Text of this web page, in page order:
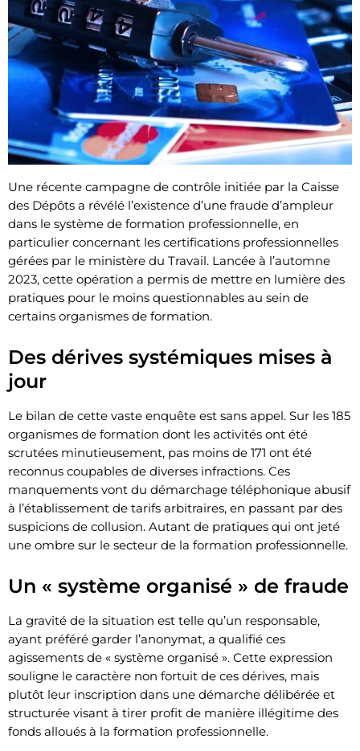
Une récente campagne de contrôle initiée par la Caisse
des Dépôts a révélé l’existence d’une fraude d’ampleur
dans le système de formation professionnelle, en
particulier concernant les certifications professionnelles
gérées par le ministère du Travail. Lancée à l’automne
2023, cette opération a permis de mettre en lumière des
pratiques pour le moins questionnables au sein de
certains organismes de formation.
Des dérives systémiques mises à
jour
Le bilan de cette vaste enquête est sans appel. Sur les 185
organismes de formation dont les activités ont été
scrutées minutieusement, pas moins de 171 ont été
reconnus coupables de diverses infractions. Ces
manquements vont du démarchage téléphonique abusif
à l’établissement de tarifs arbitraires, en passant par des
suspicions de collusion. Autant de pratiques qui ont jeté
une ombre sur le secteur de la formation professionnelle.
Un « système organisé » de fraude
La gravité de la situation est telle qu’un responsable,
ayant préféré garder l’anonymat, a qualifié ces
agissements de « système organisé ». Cette expression
souligne le caractère non fortuit de ces dérives, mais
plutôt leur inscription dans une démarche délibérée et
structurée visant à tirer profit de manière illégitime des
fonds alloués à la formation professionnelle.